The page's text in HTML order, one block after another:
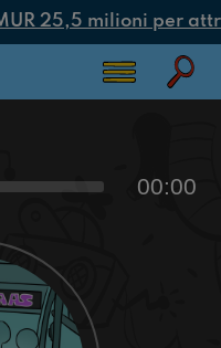
25,5 milioni per
00:00